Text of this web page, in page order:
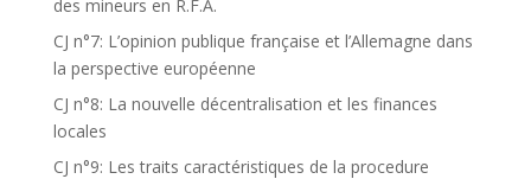
des mineurs en R.F.A.
CJ n°7: L’opinion publique française et l’Allemagne dans
la perspective européenne
CJ n°8: La nouvelle décentralisation et les finances
locales
CJ n°9: Les traits caractéristiques de la procedure